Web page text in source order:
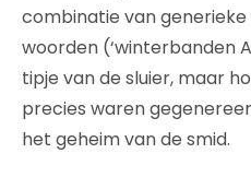
combinatie van
woorden (‘winterbanden
tipje van de sluier, maar
precies waren
het geheim van de smid.